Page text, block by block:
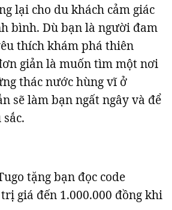
lại cho du khách cảm giác
bình. Dù bạn là người đam
thích khám phá thiên
giản là muốn tìm một nơi
thác nước hùng vĩ ở
sẽ làm bạn ngất ngây và để
tặng bạn đọc code
giá đến 1.000.000 đồng khi